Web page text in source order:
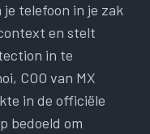
telefoon in je zak
en stelt
in te
COO van MX
in de officiële
bedoeld om